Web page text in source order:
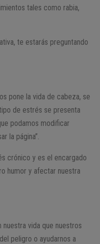
tales como rabia,
te estarás preguntando
pone la vida de cabeza, se
de estrés se presenta
podamos modificar
la página”.
crónico y es el encargado
humor y afectar nuestra
nuestra vida que nuestros
peligro o ayudarnos a